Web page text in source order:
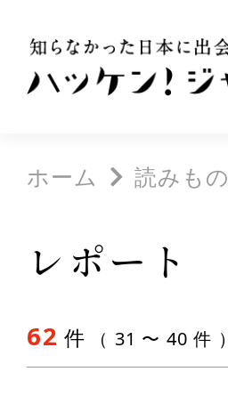
ホーム 読みもの
レポート
62 件 （ 31 〜 40 件 ）